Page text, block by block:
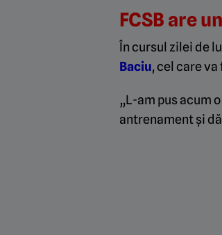
FCSB are
În cursul zilei de
Baciu, cel care
„L-am pus acum
antrenament și